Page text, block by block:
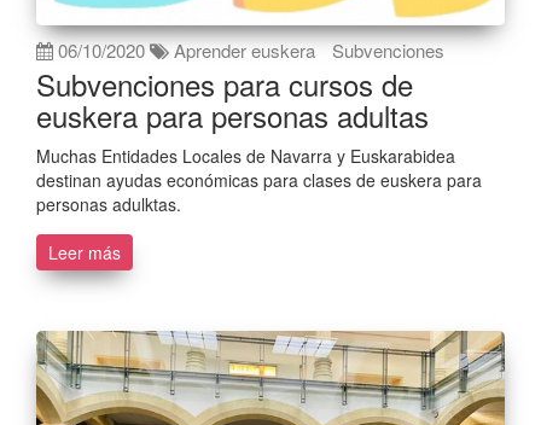
06/10/2020 Aprender euskera Subvenciones
Subvenciones para cursos de
euskera para personas adultas
Muchas Entidades Locales de Navarra y Euskarabidea
destinan ayudas económicas para clases de euskera para
personas adulktas.
Leer más